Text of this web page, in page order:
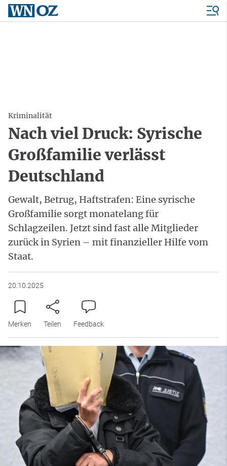
Kriminalität
Nach viel Druck: Syrische
Großfamilie verlässt
Deutschland
Gewalt, Betrug, Haftstrafen: Eine syrische
Großfamilie sorgt monatelang für
Schlagzeilen. Jetzt sind fast alle Mitglieder
zurück in Syrien – mit finanzieller Hilfe vom
Staat.
20.10.2025
Merken Teilen Feedback